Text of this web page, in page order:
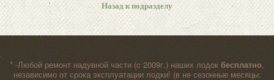
Назад к подразделу
* -Любой ремонт надувной части (c 2009г.) наших лодок бесплатно,
независимо от срока эксплуатации лодки! (в не сезонные месяцы: